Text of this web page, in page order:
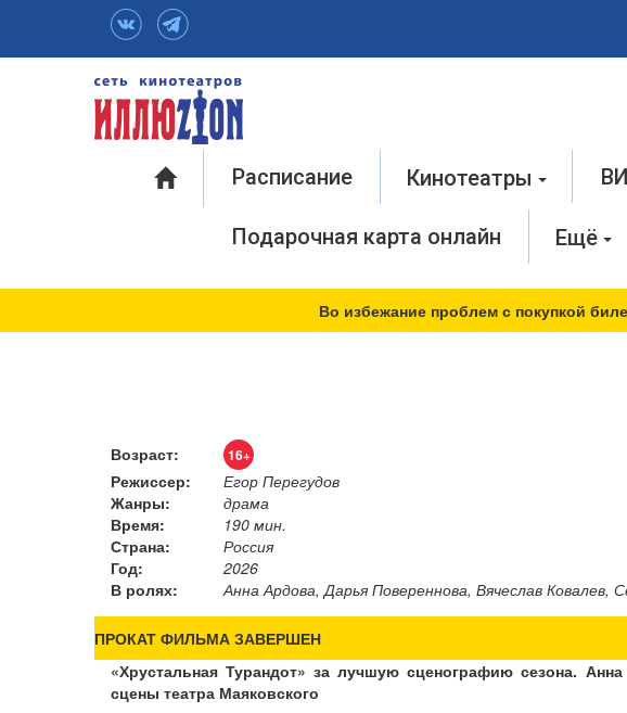
Расписание Кинотеатры
Подарочная карта онлайн Ещё
Во избежание проблем с покупкой
Возраст: 16+
Режиссер:
Егор Перегудов
Жанры:
драма
Время:
190 мин.
Страна:
Россия
Год:
2026
В ролях:
Анна Ардова, Дарья Повереннова, Вячеслав Ковалев,
ПРОКАТ ФИЛЬМА ЗАВЕРШЕН
«Хрустальная Турандот» за лучшую сценографию сезона.
сцены театра Маяковского